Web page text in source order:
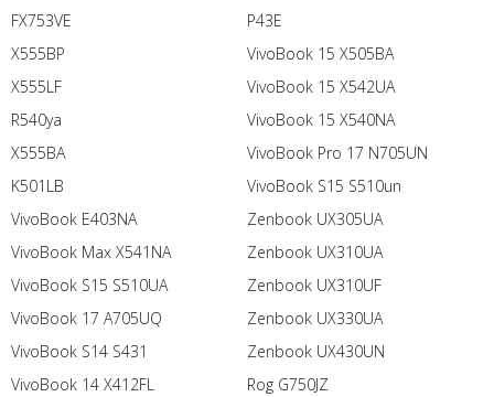
FX753VE
X555BP
X555LF
R540ya
X555BA
K501LB
P43E
VivoBook 15 X505BA
VivoBook 15 X542UA
VivoBook 15 X540NA
VivoBook Pro 17 N705UN
VivoBook S15 S510un
VivoBook E403NA
VivoBook Max X541NA
VivoBook S15 S510UA
VivoBook 17 A705UQ
VivoBook S14 S431
VivoBook 14 X412FL
Zenbook UX305UA
Zenbook UX310UA
Zenbook UX310UF
Zenbook UX330UA
Zenbook UX430UN
Rog G750JZ